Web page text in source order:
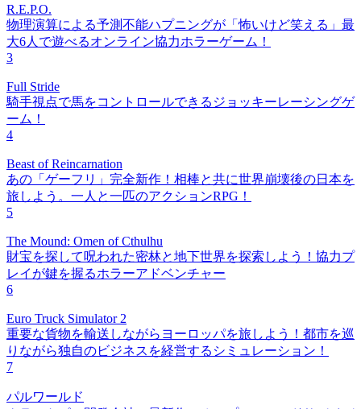
R.E.P.O.
物理演算による予測不能ハプニングが「怖いけど笑える」最
大6人で遊べるオンライン協力ホラーゲーム！
3
Full Stride
騎手視点で馬をコントロールできるジョッキーレーシングゲ
ーム！
4
Beast of Reincarnation
あの「ゲーフリ」完全新作！相棒と共に世界崩壊後の日本を
旅しよう。一人と一匹のアクションRPG！
5
The Mound: Omen of Cthulhu
財宝を探して呪われた密林と地下世界を探索しよう！協力プ
レイが鍵を握るホラーアドベンチャー
6
Euro Truck Simulator 2
重要な貨物を輸送しながらヨーロッパを旅しよう！都市を巡
りながら独自のビジネスを経営するシミュレーション！
7
パルワールド